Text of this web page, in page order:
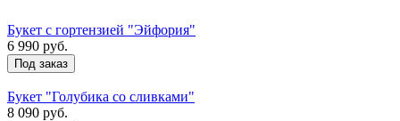
Букет с гортензией "Эйфория"
6 990 руб.
Под заказ
Букет "Голубика со сливками"
8 090 руб.